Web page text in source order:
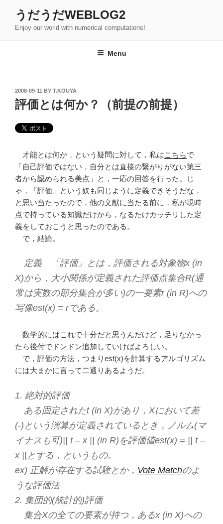
content
うだうだWEBLOG2
Enjoy our world with numerical computations!
Menu
POSTED
ON
2008-09-11 BY T.KOUYA
評価とは何か？（前提の前提）
才能とは何か，という疑問に対して，私はこちらで
「自己評価ではない，自分とは直接の繋がりがない第三
者から認められる美点」と，一応の回答を行った。じ
ゃ，「評価」という奴も同じように定義できそうだな，
と思い当たったので，他の文献に当たる前に，私が現時
点で持っている知識だけから，なるたけカッチリした定
義をしておこうと思ったのである。
で，結論。
定義 「評価」とは，評価される対象物x (in
X)から，大小関係が定義された評価点集合R(通
常は実数の部分集合が多い)の一要素r (in R)への
写像est(x) = rである。
数学的にはこれで十分だと思うんだけど，足りなかっ
たら後付でドンドン追加していけばよろしい。
で，評価の方法，つまりest(x)を計算するアルゴリズム
には大まかに言って二通りあるようだ。
1. 絶対的評価
ある固定されたt (in X)があり，Xにおいて差
(-)という演算が定義されているとき，ノルム(マ
イナスも可)|| t – x || (in R)を評価値est(x) = || t –
x ||とする，というもの。
ex) 正解が存在する試験とか， Vote Matchのよ
うな評価法
2. 集団的(統計的)評価
集合Xの全ての要素が持つ，あるx (in X)への